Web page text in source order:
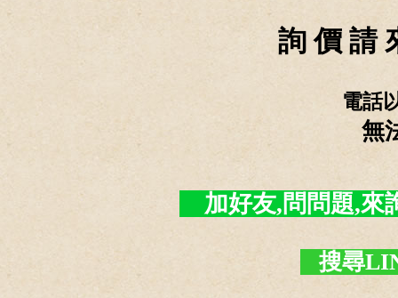
詢 價 請
電話
無
加好友,問問題,來
搜尋